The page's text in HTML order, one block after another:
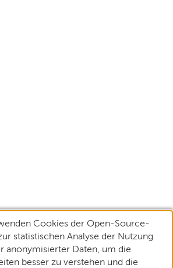
Cookies der Open-Source-
statistischen Analyse der Nutzung
anonymisierter Daten, um die
besser zu verstehen und die